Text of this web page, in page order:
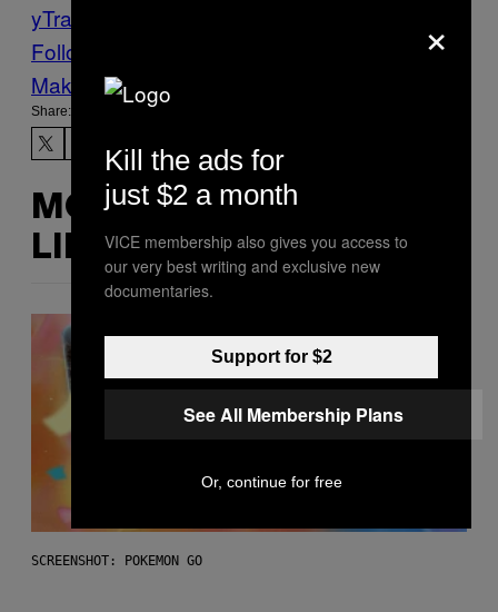
yTran
Follow Us On Discover
Make Us Preferred In Top Stories
Share:
MORE
LIKE THIS
SCREENSHOT: POKEMON GO
×
Kill the ads for
just $2 a month
VICE membership also gives you access to
our very best writing and exclusive new
documentaries.
Support for $2
See All Membership Plans
Or, continue for free